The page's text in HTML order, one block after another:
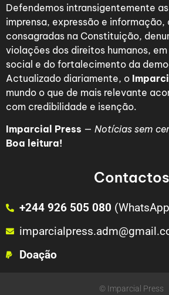
Defendemos intransigentemente
imprensa, expressão e informação,
consagradas na Constituição,
violações dos direitos humanos,
social e do fortalecimento da
Actualizado diariamente, o
mundo o que de mais relevante
com credibilidade e isenção.
Imparcial Press — Notícias sem
Boa leitura!
Contactos
+244 926 505 080
Doação
© Imparcial Press